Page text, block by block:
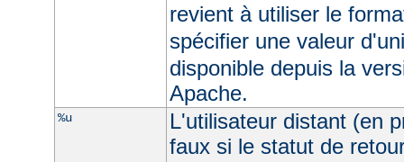
revient à utiliser le
spécifier une valeur
disponible depuis la
Apache.
%u
L'utilisateur distant (en
faux si le statut de